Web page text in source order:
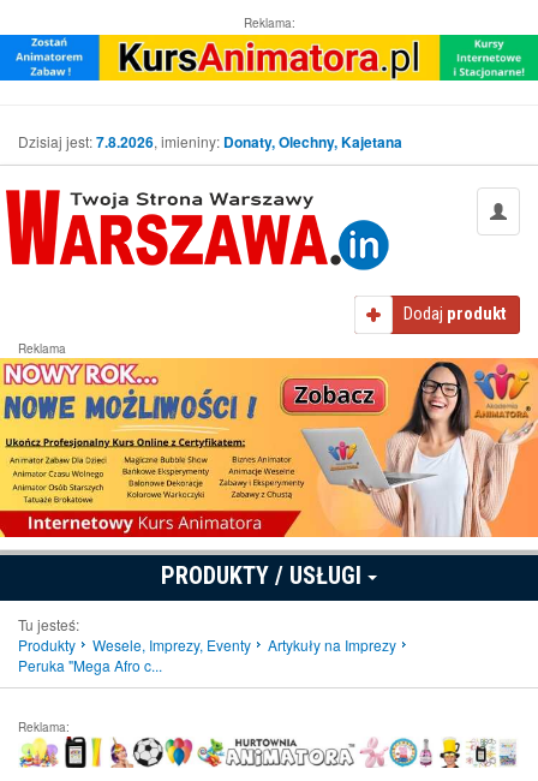
Reklama:
Dzisiaj jest:7.8.2026, imieniny: Donaty, Olechny, Kajetana
Dodaj produkt
Reklama
PRODUKTY / USŁUGI
Tu jesteś:
Produkty
Wesele, Imprezy, Eventy
Artykuły na Imprezy
Peruka "Mega Afro c...
Reklama: